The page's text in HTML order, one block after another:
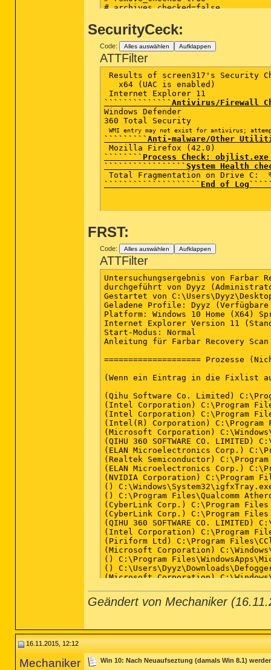
# archives_checked=false
# unsafe_checked=false
# antistealth_checked=true
# utc_time=2015-11-16 01:29:20
# local_time=2015-11-16 02:29:20
# country="Switzerland"
# lang=1031
# osver=6.2.9200 NT
# compatibility_mode_1=''
# compatibility_mode=5893
# compatibility_mode_1='360 Total
# compatibility_mode=16641
# scanned=601779
# found=0
# cleaned=0
# scan_time=6617
SecurityCeck:
Code: Alles auswählen Aufklappen
ATTFilter
Results of screen317's Security
   x64 (UAC is enabled)
``````````````Antivirus/Firewall
Windows Defender
360 Total Security
WMI entry may not exist for antivirus;
`````````Anti-malware/Other
````````Process Check:
`````````````````System Health
````````````````````End of
FRST:
Code: Alles auswählen Aufklappen
ATTFilter
Untersuchungsergebnis von Farbar Recovery Scan Tool (FRST) (x64) Version:07-11-2015
durchgeführt von Dyyz (Administrator) auf MADCAT (16-11-2015 12:04:43)
Gestartet von C:\Users\Dyyz\Desktop
Geladene Profile: Dyyz (Verfügbare Profile: UpdatusUser & Dyyz)
Platform: Windows 10 Home (X64) Sprache: Deutsch (Deutschland)
Internet Explorer Version 11 (Standard-Browser: FF)
Start-Modus: Normal
Anleitung für Farbar Recovery Scan Tool: hxxp://www.geekstogo.com/forum/topic/335081-frst-tutorial-how-to-use-farbar-recovery-scan-tool/

==================== Prozesse (Nicht auf der Ausnahmeliste) =================

(Wenn ein Eintrag in die Fixlist aufgenommen wird, wird der Prozess geschlossen. Die Datei wird nicht verschoben.)

(Qihu Software Co. Limited) C:\Program Files (x86)\360\Total Security\safemon\QHWatchdog.exe
(Intel Corporation) C:\Program Files\Intel\Intel(R) Rapid Storage Technology\IAStorDataMgrSvc.exe
(Intel Corporation) C:\Program Files (x86)\Intel\Intel(R) Management Engine Components\LMS\LMS.exe
(Intel(R) Corporation) C:\Program Files\Intel\iCLS Client\HeciServer.exe
(Microsoft Corporation) C:\Windows\Microsoft.NET\Framework64\v3.0\WPF\PresentationFontCache.exe
(QIHU 360 SOFTWARE CO. LIMITED) C:\Program Files (x86)\360\Total Security\safemon\QHActiveDefense.exe
(ELAN Microelectronics Corp.) C:\Program Files\Elantech\ETDCtrl.exe
(Realtek Semiconductor) C:\Program Files\Realtek\Audio\HDA\RAVBg64.exe
(ELAN Microelectronics Corp.) C:\Program Files\Elantech\ETDCtrlHelper.exe
(NVIDIA Corporation) C:\Program Files (x86)\NVIDIA Corporation\NVIDIA Update Core\NvTmru.exe
() C:\Windows\System32\igfxTray.exe
() C:\Program Files\Qualcomm Atheros\Network Manager\NetworkManager.exe
(CyberLink Corp.) C:\Program Files (x86)\CyberLink\PowerDVD12\PDVD12Serv.exe
(CyberLink Corp.) C:\Program Files (x86)\CyberLink\YouCam\YouCamService.exe
(QIHU 360 SOFTWARE CO. LIMITED) C:\Program Files (x86)\360\Total Security\safemon\QHSafeTray.exe
(Intel Corporation) C:\Program Files\Intel\Intel(R) Rapid Storage Technology\IAStorIcon.exe
(Piriform Ltd) C:\Program Files\CCleaner\CCleaner64.exe
(Microsoft Corporation) C:\Windows\System32\SettingSyncHost.exe
() C:\Program Files\WindowsApps\Microsoft.Windows.Photos_15.1026.13580.0_x64__8wekyb3d8bbwe\Microsoft.Photos.exe
() C:\Users\Dyyz\Downloads\Defogger.exe
(Microsoft Corporation) C:\Windows\System32\dllhost.exe
(Microsoft Corporation) C:\Windows\System32\dllhost.exe


==================== Registry (Nicht auf der Ausnahmeliste) ===========================

(Wenn ein Eintrag in die Fixlist aufgenommen wird, wird der Registryeintrag auf den Standardwert zurückgesetzt oder entfernt. Die Datei wird nicht verschoben.)

HKLM\...\Run: [ETDCtrl] => C:\Program Files\Elantech\ETDCtrl.exe [3347688 2015-11-09] (ELAN Microelectronics Corp.)
HKLM\...\Run: [RtHDVBg_Dolby] => C:\Program Files\Realtek\Audio\HDA\RAVBg64.exe [1368792 2013-11-13] (Realtek Semiconductor)
HKLM\...\Run: [IAStorIcon] => C:\Program Files\Intel\Intel(R) Rapid Storage Technology\IAStorIcon.exe [287592 2013-08-30] (Intel Corporation)
HKLM\...\Run: [Nvtmru] => C:\Program Files (x86)\NVIDIA Corporation\NVIDIA Update Core\nvtmru.exe [1028384 2013-11-09] (NVIDIA Corporation)
HKLM\...\Run: [Radio Manager] => C:\Program Files (x86)\SCM\Radio Manager.exe [403848 2013-05-14] (MSI)
HKLM\...\Run: [IgfxTray] => C:\Windows\system32\igfxtray.exe [396688 2015-07-18] ()
HKLM-x32\...\Run: [RzWizard] => C:\Program Files (x86)\Razer\RzWizard\RzWizard.exe [254976 2015-07-23] (Razer Inc.)
HKLM-x32\...\Run: [APSDaemon] => C:\Program Files (x86)\Common Files\Apple\Apple Application Support\APSDaemon.exe [59720 2013-04-21] (Apple Inc.)
HKLM-x32\...\Run: [CLVirtualDrive] => C:\Program Files (x86)\CyberLink\Power2Go8\VirtualDrive.exe [490760 2014-03-12] (CyberLink Corp.)
HKLM-x32\...\Run: [YouCam Service] => C:\Program Files (x86)\CyberLink\YouCam\YouCamService.exe [267224 2014-03-07] (CyberLink Corp.)
HKLM-x32\...\Run: [QHSafeTray] => C:\Program Files (x86)\360\Total
Geändert von Mechaniker
16.11.2015, 12:12
Mechaniker Win 10: Nach Neuaufseztung (damals Win 8.1)